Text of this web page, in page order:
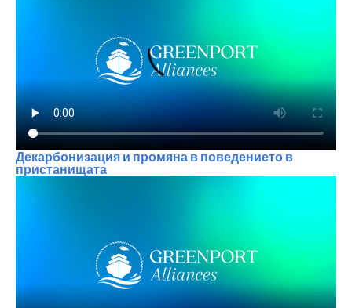
Декарбонизация и промяна в поведението в
пристанищата